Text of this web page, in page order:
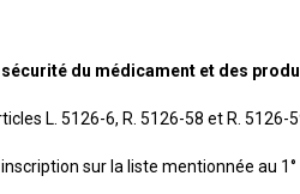
du médicament et des
L. 5126-6, R. 5126-58 et R. 5126-
sur la liste mentionnée au